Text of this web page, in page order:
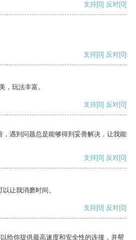
支持[0] 反对[0]
支持[0] 反对[0]
，玩法丰富。
支持[0] 反对[0]
，遇到问题总是能够得到妥善解决，让我能
支持[0] 反对[0]
让我消磨时间。
支持[0] 反对[0]
给你提供最高速度和安全性的连接，并帮